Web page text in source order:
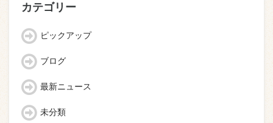
カテゴリー
ピックアップ
ブログ
最新ニュース
未分類